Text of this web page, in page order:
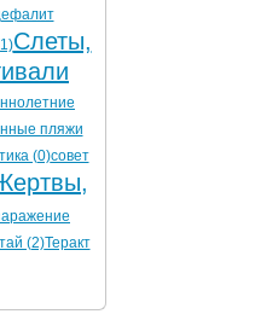
Слеты,
пляжи
(0)совет
(2)Теракт